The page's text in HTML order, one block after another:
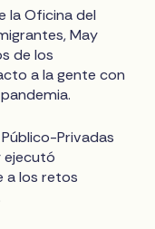
la Oficina del
May
de los
a la gente con
Privadas
ejecutó
a los retos